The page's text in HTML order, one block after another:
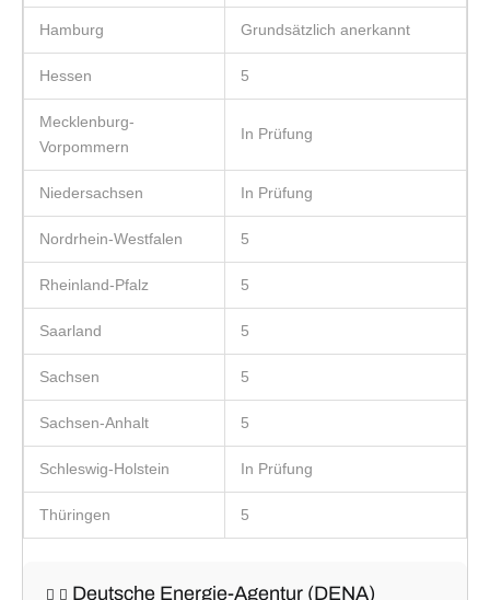
Hamburg Grundsätzlich anerkannt
Hessen 5
Mecklenburg-
Vorpommern
In Prüfung
Niedersachsen In Prüfung
Nordrhein-Westfalen 5
Rheinland-Pfalz 5
Saarland 5
Sachsen 5
Sachsen-Anhalt 5
Schleswig-Holstein In Prüfung
Thüringen 5
Deutsche Energie-Agentur (DENA)